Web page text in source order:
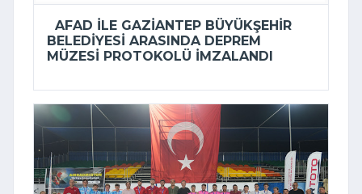
AFAD ILE GAZIANTEP BÜYÜKŞEHIR
BELEDIYESI ARASINDA DEPREM
MÜZESI PROTOKOLÜ IMZALANDI